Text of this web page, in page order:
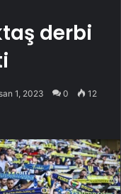
derbi
1, 2023 0 12